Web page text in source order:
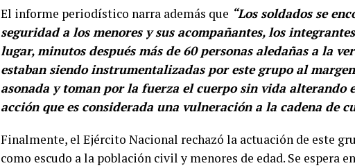
El informe periodístico narra además que “Los soldados se
seguridad a los menores y sus acompañantes, los
lugar, minutos después más de 60 personas aledañas a la
estaban siendo instrumentalizadas por este grupo al
asonada y toman por la fuerza el cuerpo sin vida alterando
acción que es considerada una vulneración a la cadena de
Finalmente, el Ejército Nacional rechazó la actuación de este
como escudo a la población civil y menores de edad. Se espera